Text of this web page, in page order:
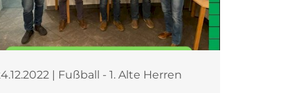
| Fußball - 1. Alte Herren